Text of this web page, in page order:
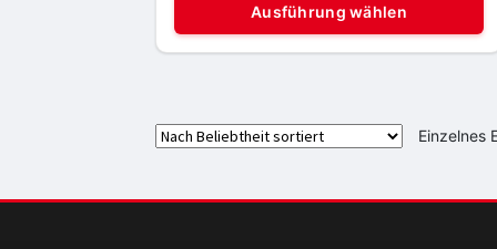
Ausführung wählen
Einzelnes